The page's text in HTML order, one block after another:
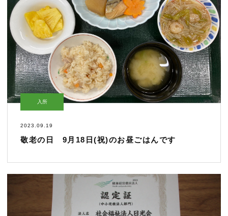
入所
2023.09.19
敬老の日 9月18日(祝)のお昼ごはんです